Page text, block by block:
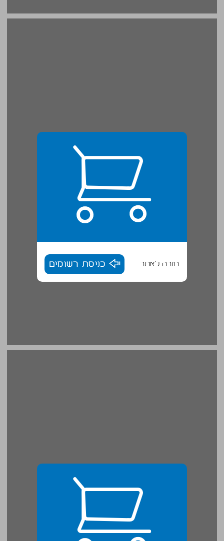
פרק ב' ממעשה מרכבה ליורדי המרכבה ... 20
חזרה לאתר כניסת רשומים